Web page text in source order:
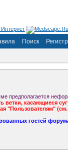
Поиск
предполагается
ветки, касающиеся
"Пользователям"
гостей